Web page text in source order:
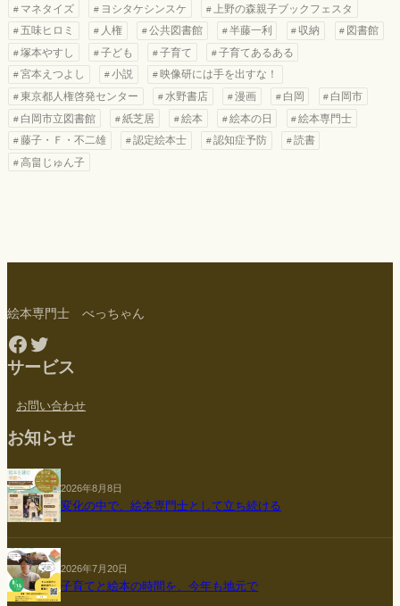
マネタイズ
ヨシタケシンスケ
上野の森親子ブックフェスタ
五味ヒロミ
人権 公共図書館 半藤一利 収納
図書館
塚本やすし
子ども 子育て
子育てあるある
宮本えつよし
小説
映像研には手を出すな！
東京都人権啓発センター
水野書店 漫画 白岡
白岡市
白岡市立図書館
紙芝居 絵本 絵本の日
絵本専門士
藤子・Ｆ・不二雄
認定絵本士 認知症予防
読書
高畠じゅん子
絵本専門士 べっちゃん
Facebook
Twitter
サービス
お問い合わせ
お知らせ
2026年8月8日
変化の中で、絵本専門士として立ち続ける
2026年7月20日
子育てと絵本の時間を、今年も地元で